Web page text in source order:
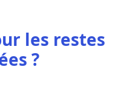
les restes
?